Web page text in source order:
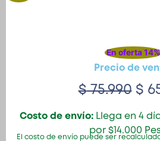
En oferta 14%
Precio de
$75.990 $
Costo de envío: Llega en 4
por $14.000
El costo de envío puede ser